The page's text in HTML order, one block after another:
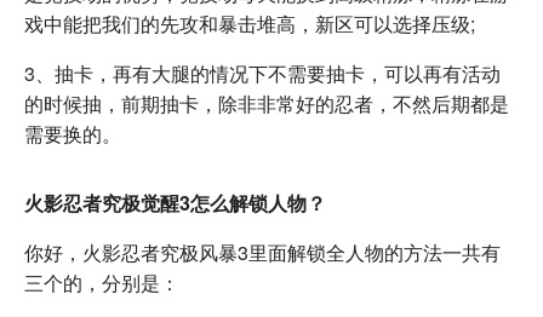
戏中能把我们的先攻和暴击堆高，新区可以选择压级;
3、抽卡，再有大腿的情况下不需要抽卡，可以再有活动
的时候抽，前期抽卡，除非非常好的忍者，不然后期都是
需要换的。
火影忍者究极觉醒3怎么解锁人物？
你好，火影忍者究极风暴3里面解锁全人物的方法一共有
三个的，分别是：